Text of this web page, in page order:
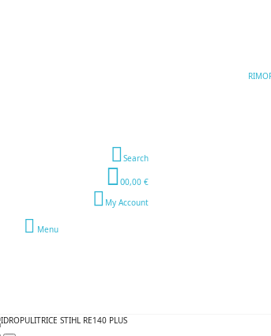
Search
00,00 €
My Account
Menu